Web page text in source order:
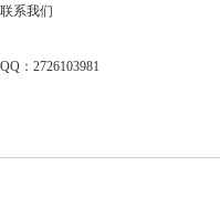
联系我们
QQ：2726103981